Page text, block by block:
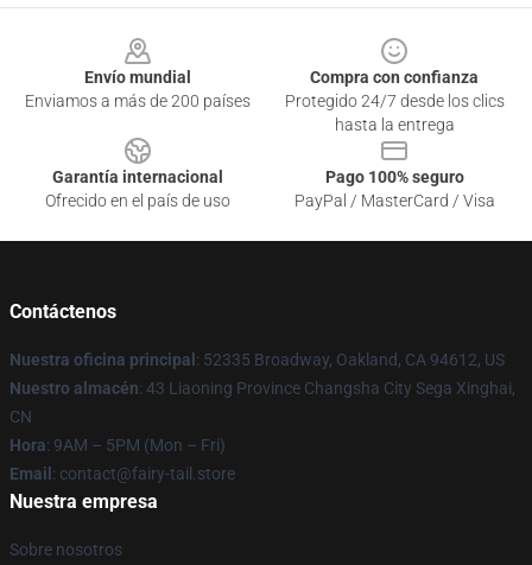
Envío mundial
Enviamos a más de 200 países
Compra con confianza
Protegido 24/7 desde los clics
hasta la entrega
Garantía internacional
Ofrecido en el país de uso
Pago 100% seguro
PayPal / MasterCard / Visa
Contáctenos
Nuestra oficina principal : 52335 Broadway, Oakland, CA 94612, US
Nuestro almacén: 43 Liaoning Province Changsha City Sega Xinghai,
CN
Hora: 9AM – 5PM (Mon – Fri)
Email : contact@fairy-tail.store
Nuestra empresa
Sobre nosotros